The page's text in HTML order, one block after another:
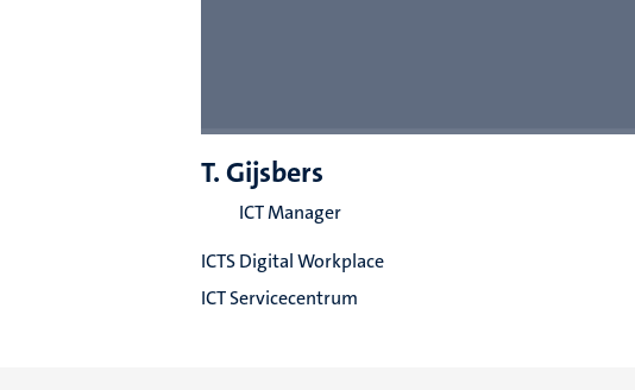
T. Gijsbers
ICT Manager
ICTS Digital Workplace
ICT Servicecentrum